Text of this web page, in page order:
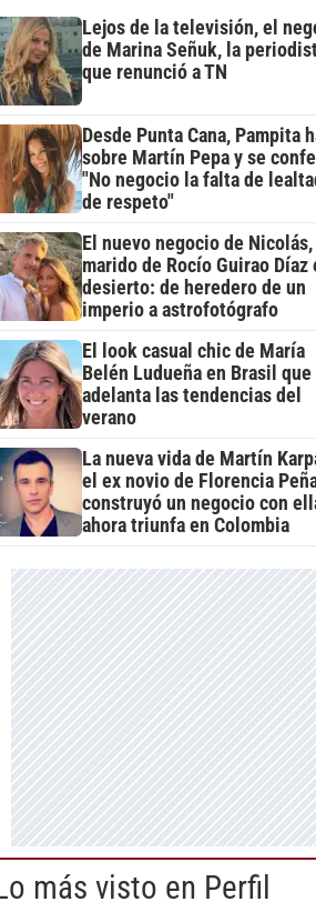
Lejos de la televisión, el
de Marina Señuk, la
que renunció a TN
Desde Punta Cana, Pampita
sobre Martín Pepa y se
"No negocio la falta de
de respeto"
El nuevo negocio de Nicolás,
marido de Rocío Guirao Díaz
desierto: de heredero de un
imperio a astrofotógrafo
El look casual chic de María
Belén Ludueña en Brasil que
adelanta las tendencias del
verano
La nueva vida de Martín
el ex novio de Florencia
construyó un negocio con
ahora triunfa en Colombia
más visto en Perfil